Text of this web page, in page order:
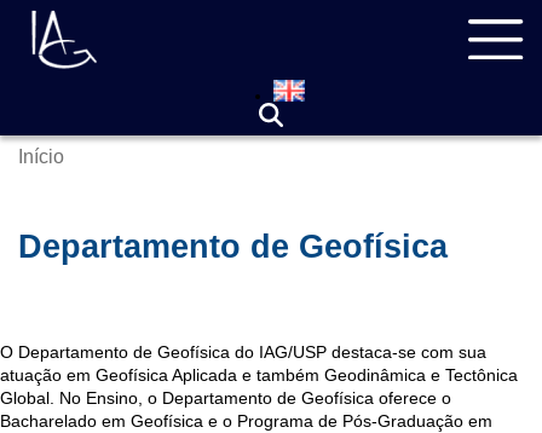
Pular
para
Trilha
Início
Departamento de Geofísica
O Departamento de Geofísica do IAG/USP destaca-se com sua
atuação em Geofísica Aplicada e também Geodinâmica e Tectônica
Global. No Ensino, o Departamento de Geofísica oferece o
Bacharelado em Geofísica e o Programa de Pós-Graduação em